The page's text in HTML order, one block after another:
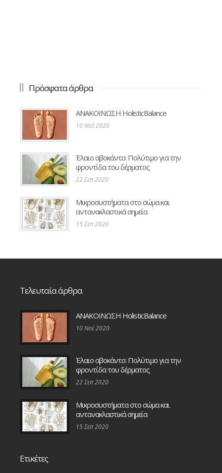
Πρόσφατα άρθρα
ΑΝΑΚΟΙΝΩΣΗ HolisticBalance
10 Νοέ 2020
Έλαιο αβοκάντο: Πολύτιμο για την
φροντίδα του δέρματος
22 Σεπ 2020
Μικροσυστήματα στο σώμα και
αντανακλαστικά σημεία
15 Σεπ 2020
Τελευταία άρθρα
ΑΝΑΚΟΙΝΩΣΗ HolisticBalance
10 Νοέ 2020
Έλαιο αβοκάντο: Πολύτιμο για την
φροντίδα του δέρματος
22 Σεπ 2020
Μικροσυστήματα στο σώμα και
αντανακλαστικά σημεία
15 Σεπ 2020
Ετικέτες